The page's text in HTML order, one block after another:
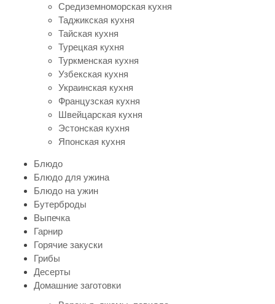
Средиземноморская кухня
Таджикская кухня
Тайская кухня
Турецкая кухня
Туркменская кухня
Узбекская кухня
Украинская кухня
Французская кухня
Швейцарская кухня
Эстонская кухня
Японская кухня
Блюдо
Блюдо для ужина
Блюдо на ужин
Бутерброды
Выпечка
Гарнир
Горячие закуски
Грибы
Десерты
Домашние заготовки